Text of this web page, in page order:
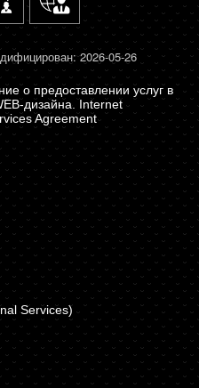
2026-05-26
о предоставлении услуг в
дизайна. Internet
Agreement
Services)